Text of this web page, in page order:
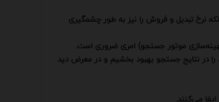
نرخ تبدیل و فروش را نیز به طور چشمگیری
موتور جستجو) امری ضروری است.
در نتایج جستجو بهبود بخشیم و در معرض دید
می‌کنند.